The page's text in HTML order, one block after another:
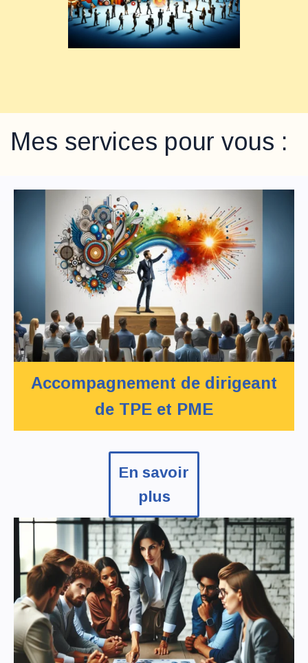
Mes services pour vous :
Accompagnement de dirigeant
de TPE et PME
En savoir
plus